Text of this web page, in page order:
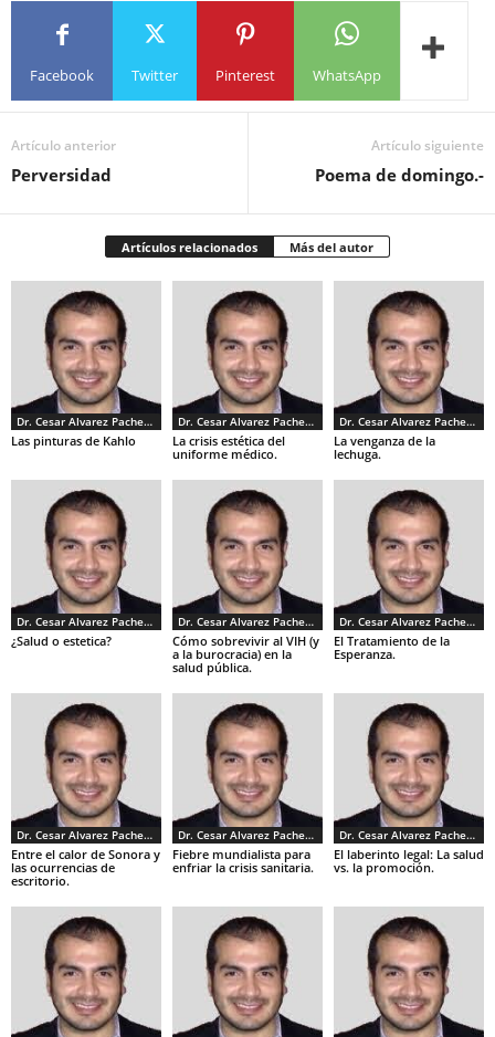
Facebook Twitter Pinterest WhatsApp
Artículo anterior
Perversidad
Artículo siguiente
Poema de domingo.-
Artículos relacionados Más del autor
Dr. Cesar Alvarez Pacheco
Las pinturas de Kahlo
Dr. Cesar Alvarez Pacheco
La crisis estética del
uniforme médico.
Dr. Cesar Alvarez Pacheco
La venganza de la
lechuga.
Dr. Cesar Alvarez Pacheco
¿Salud o estetica?
Dr. Cesar Alvarez Pacheco
Cómo sobrevivir al VIH (y
a la burocracia) en la
salud pública.
Dr. Cesar Alvarez Pacheco
El Tratamiento de la
Esperanza.
Dr. Cesar Alvarez Pacheco
Entre el calor de Sonora y
las ocurrencias de
escritorio.
Dr. Cesar Alvarez Pacheco
Fiebre mundialista para
enfriar la crisis sanitaria.
Dr. Cesar Alvarez Pacheco
El laberinto legal: La salud
vs. la promoción.